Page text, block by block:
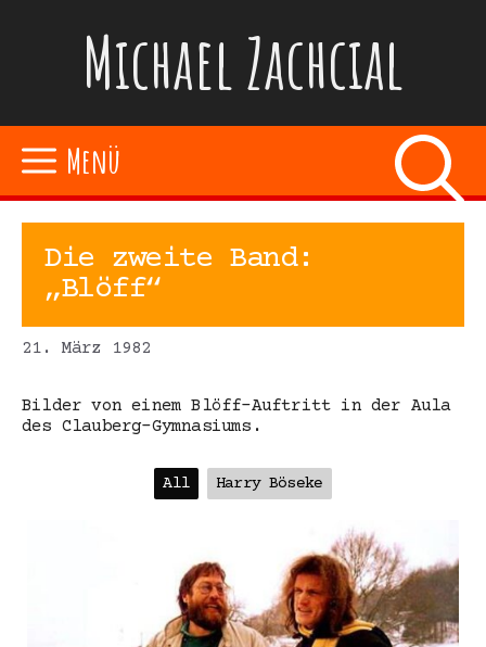
Michael Zachcial
Menü
Die zweite Band:
„Blöff“
21. März 1982
Bilder von einem Blöff-Auftritt in der Aula
des Clauberg-Gymnasiums.
All Harry Böseke